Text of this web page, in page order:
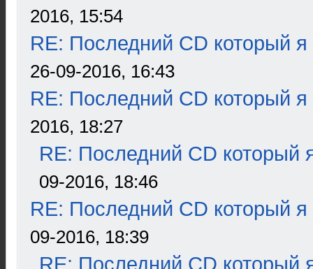
2016, 15:54
RE: Последний CD который я
26-09-2016, 16:43
RE: Последний CD который я
2016, 18:27
RE: Последний CD который
09-2016, 18:46
RE: Последний CD который я
09-2016, 18:39
RE: Последний CD который